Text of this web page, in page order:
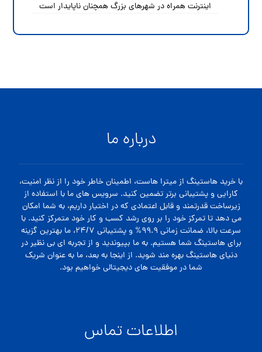
اینترنت همراه در شهرهای بزرگ همچنان ناپایدار است
درباره ما
با خرید هاستینگ از میترا هاست، اطمینان خاطر خود را از نظر امنیت،
کارایی و پشتیبانی برتر تضمین کنید. سرویس های ما با استفاده از
زیرساخت قدرتمند و قابل اعتمادی که در اختیار داریم، به شما امکان
می دهد تا تمرکز خود را بر روی رشد کسب و کار خود متمرکز کنید. با
سرعت بالا، ضمانت زمانی ۹۹.۹% و پشتیبانی ۲۴/۷، ما بهترین گزینه
برای هاستینگ شما هستیم. به ما بپیوندید و از تجربه ای بی نظیر در
دنیای هاستینگ بهره مند شوید. از اینجا به بعد، ما به عنوان شریک
شما در موفقیت های دیجیتالی خواهیم بود.
اطلاعات تماس